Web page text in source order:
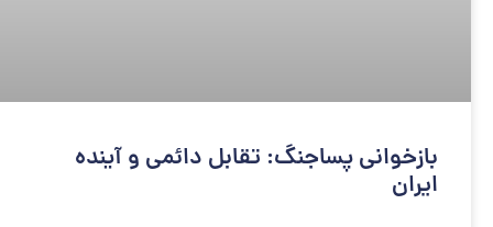
بازخوانی پساجنگ: تقابل دائمی و آینده
ایران